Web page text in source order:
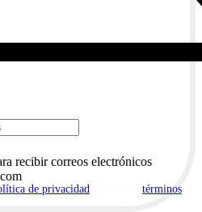
recibir correos electrónicos
de privacidad
términos